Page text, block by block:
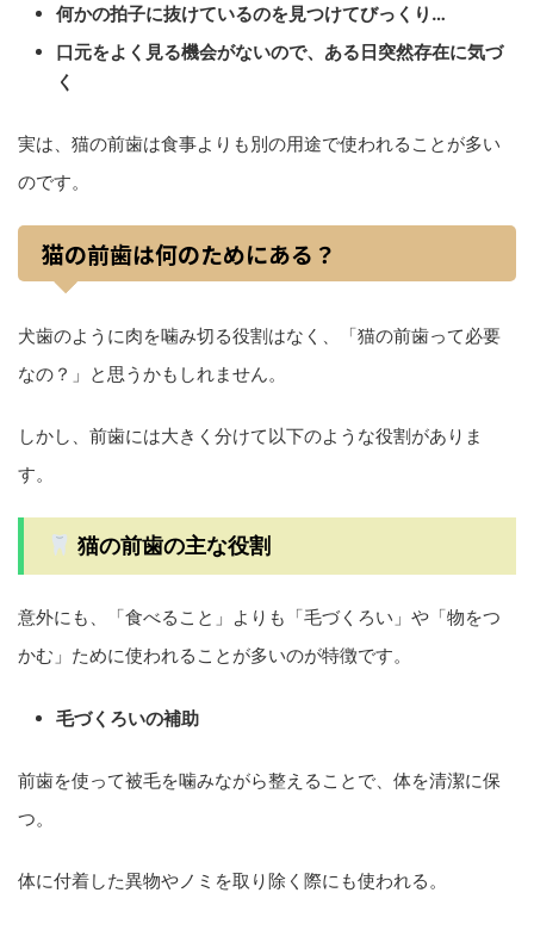
何かの拍子に抜けているのを見つけてびっくり…
口元をよく見る機会がないので、ある日突然存在に気づ
く
実は、猫の前歯は食事よりも別の用途で使われることが多い
のです。
猫の前歯は何のためにある？
犬歯のように肉を噛み切る役割はなく、「猫の前歯って必要
なの？」と思うかもしれません。
しかし、前歯には大きく分けて以下のような役割がありま
す。
猫の前歯の主な役割
意外にも、「食べること」よりも「毛づくろい」や「物をつ
かむ」ために使われることが多いのが特徴です。
毛づくろいの補助
前歯を使って被毛を噛みながら整えることで、体を清潔に保
つ。
体に付着した異物やノミを取り除く際にも使われる。